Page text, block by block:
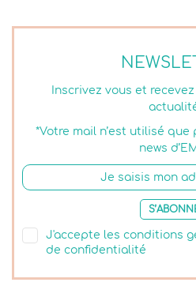
Inscrivez vous et
*Votre mail n’est utilisé
news
J'accepte les conditions
de confidentialité